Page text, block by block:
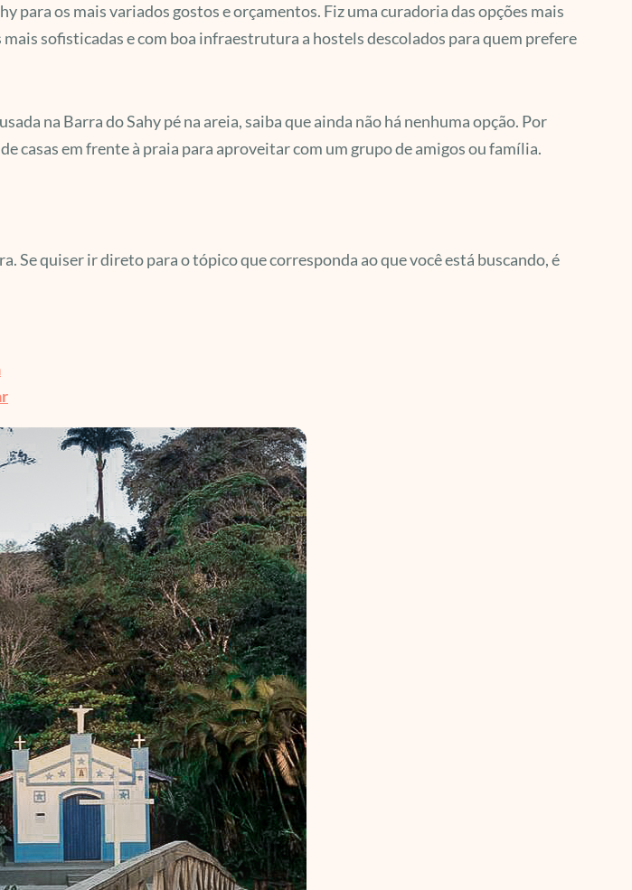
para os mais variados gostos e orçamentos. Fiz uma curadoria das opções mais
mais sofisticadas e com boa infraestrutura a hostels descolados para quem prefere
na Barra do Sahy pé na areia, saiba que ainda não há nenhuma opção. Por
casas em frente à praia para aproveitar com um grupo de amigos ou família.
Se quiser ir direto para o tópico que corresponda ao que você está buscando, é